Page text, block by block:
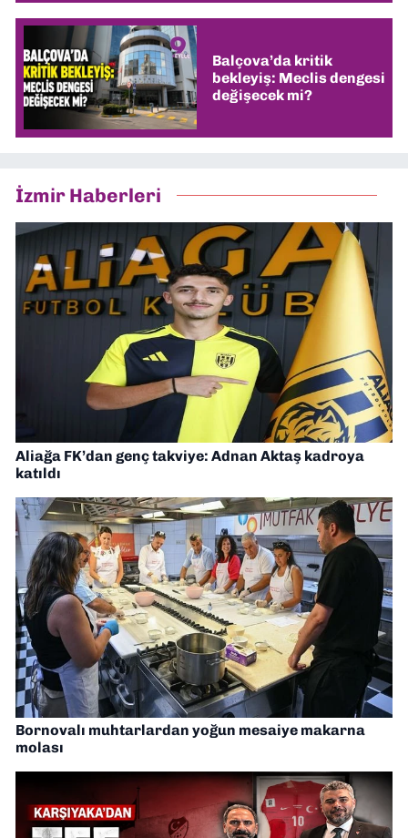
Balçova’da kritik
bekleyiş: Meclis dengesi
değişecek mi?
İzmir Haberleri
Aliağa FK’dan genç takviye: Adnan Aktaş kadroya
katıldı
Bornovalı muhtarlardan yoğun mesaiye makarna
molası